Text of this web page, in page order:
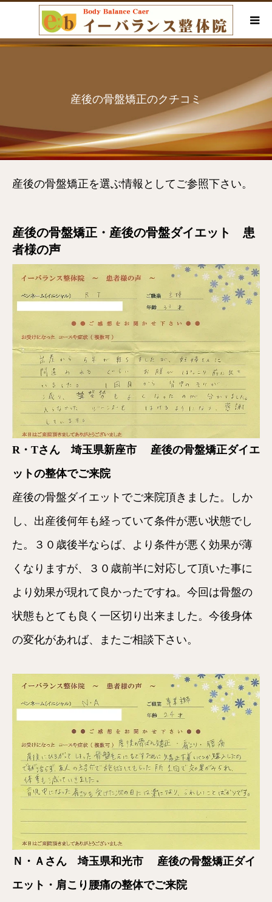
産後の骨盤矯正のクチコミ
産後の骨盤矯正を選ぶ情報としてご参照下さい。
産後の骨盤矯正・産後の骨盤ダイエット 患
者様の声
R・Tさん 埼玉県新座市
産後の骨盤矯正ダイエ
ットの整体でご来院
産後の骨盤ダイエットでご来院頂きました。しか
し、出産後何年も経っていて条件が悪い状態でし
た。３０歳後半ならば、より条件が悪く効果が薄
くなりますが、３０歳前半に対応して頂いた事に
より効果が現れて良かったですね。今回は骨盤の
状態もとても良く一区切り出来ました。今後身体
の変化があれば、またご相談下さい。
Ｎ・Ａさん 埼玉県和光市
産後の骨盤矯正ダイ
エット・肩こり腰痛の整体でご来院